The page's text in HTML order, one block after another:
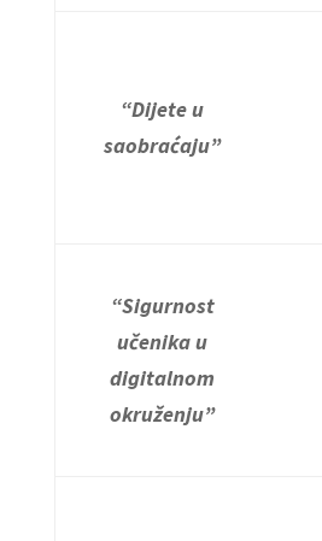
“Dijete u
saobraćaju”
“Sigurnost
učenika u
digitalnom
okruženju”